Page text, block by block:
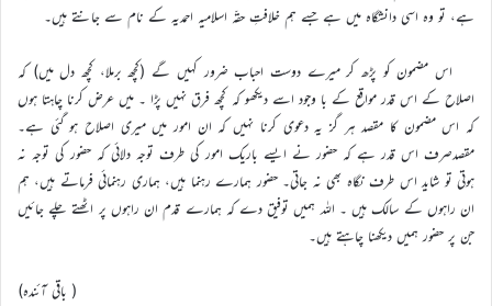
ہے، تو وہ اسی دانشگاہ میں ہے جسے ہم خلافتِ حقّہ اسلامیہ احمدیہ کے نام سے جانتے ہیں۔
اس مضمون کو پڑھ کر میرے دوست احباب ضرور کہیں گے (کچھ برملا، کچھ دل میں) کہ
اصلاح کے اس قدر مواقع کے با وجود اسے دیکھو کہ کچھ فرق نہیں پڑا ۔ میں عرض کرنا چاہتا ہوں
کہ اس مضمون کا مقصد ہر گز یہ دعوی کرنا نہیں کہ ان امور میں میری اصلاح ہو گئی ہے۔
مقصدصرف اس قدر ہے کہ حضور نے ایسے باریک امور کی طرف توجہ دلائی کہ حضور کی توجہ نہ
ہوتی تو شاید اس طرف نگاہ بھی نہ جاتی۔ حضور ہمارے رہنما ہیں، ہماری رہنمائی فرماتے ہیں، ہم
ان راہوں کے سالک ہیں ۔ اللہ ہمیں توفیق دے کہ ہمارے قدم ان راہوں پر اٹھتے چلے جائیں
جن پر حضور ہمیں دیکھنا چاہتے ہیں۔
( باقی آئندہ)